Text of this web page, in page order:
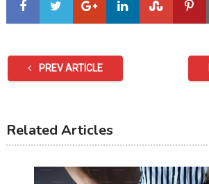
PREV ARTICLE
Related Articles